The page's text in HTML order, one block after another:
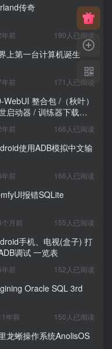
传奇
年前 190人已阅读
上第一台计算机诞生
年前 171人已阅读
WebUI 整合包 /（秋叶）
启动器 / 训练器下载导
年前 166人已阅读
使用ADB模拟中文输
年前 166人已阅读
报错SQLite
个月前 155人已阅读
手机、电视(盒子) 打
调试 一览表
年前 152人已阅读
Oracle SQL 3rd
年前 150人已阅读
龙蜥操作系统AnolisOS